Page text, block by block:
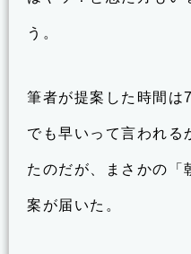
う。
筆者が提案した時間は
でも早いって言われる
たのだが、まさかの「
案が届いた。